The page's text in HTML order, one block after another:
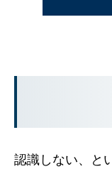
認識しない、と